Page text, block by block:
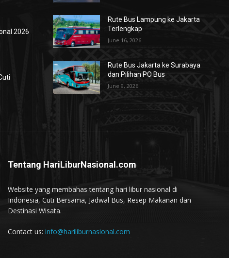
2026
Rute Bus Lampung ke Jakarta
Terlengkap
June 16, 2026
Rute Bus Jakarta ke Surabaya
dan Pilihan PO Bus
June 9, 2026
Tentang HariLiburNasional.com
Website yang membahas tentang hari libur nasional di
Indonesia, Cuti Bersama, Jadwal Bus, Resep Makanan dan
Destinasi Wisata.
Contact us: info@hariliburnasional.com